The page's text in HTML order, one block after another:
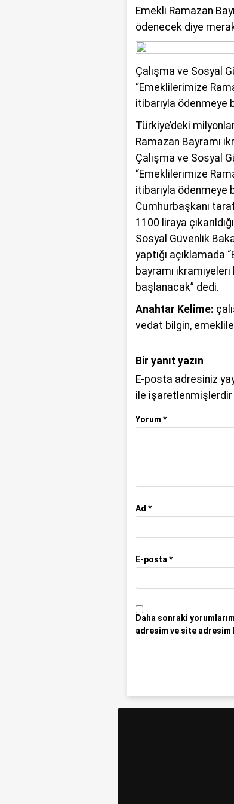
Emekli Ramazan
ödenecek diye
Çalışma ve Sosyal
“Emeklilerimize
itibarıyla ödenmeye
Türkiye’deki
Ramazan Bayramı
Çalışma ve Sosyal
“Emeklilerimize
itibarıyla ödenmeye
Cumhurbaşkanı
1100 liraya
Sosyal Güvenlik
yaptığı açıklamada
bayramı
başlanacak” dedi.
Anahtar Kelime:
vedat bilgin,
Bir yanıt yazın
E-posta adresiniz
ile işaretlenmişlerdir
Yorum *
Ad *
E-posta *
Daha sonraki
adresim ve site adresim